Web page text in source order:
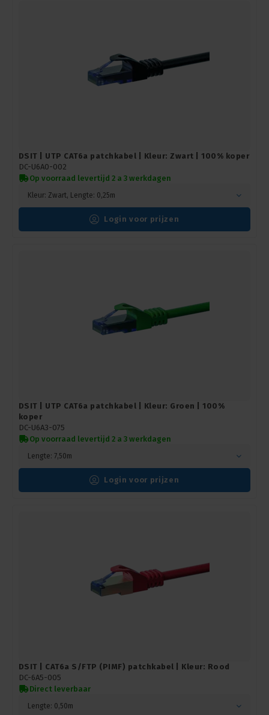
DSIT | UTP CAT6a patchkabel | Kleur: Zwart | 100% koper
DC-U6A0-002
Op voorraad levertijd 2 a 3 werkdagen
Kleur: Zwart, Lengte: 0,25m
Login voor prijzen
DSIT | UTP CAT6a patchkabel | Kleur: Groen | 100%
koper
DC-U6A3-075
Op voorraad levertijd 2 a 3 werkdagen
Lengte: 7,50m
Login voor prijzen
DSIT | CAT6a S/FTP (PIMF) patchkabel | Kleur: Rood
DC-6A5-005
Direct leverbaar
Lengte: 0,50m